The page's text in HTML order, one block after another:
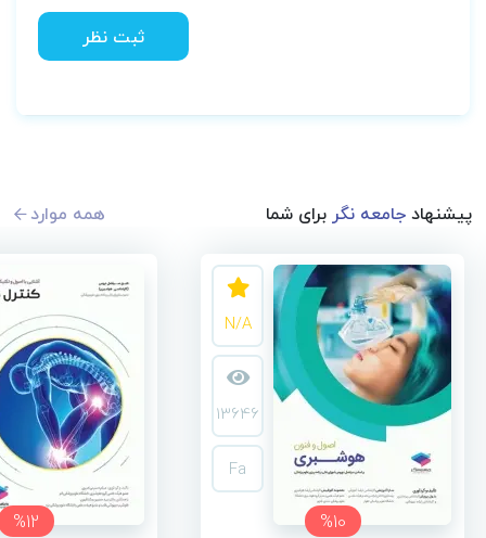
ثبت نظر
پیشنهادجامعه نگربرای شما همه موارد
%10
N/A
13646
Fa
%12